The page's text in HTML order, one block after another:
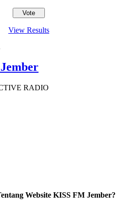
View Results
RADIO
Website KISS FM Jember?